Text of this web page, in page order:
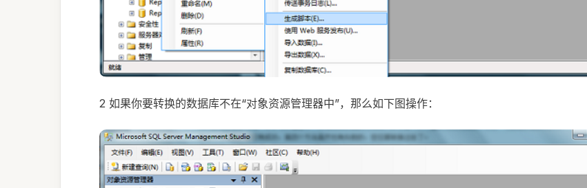
2 如果你要转换的数据库不在“对象资源管理器中”，那么如下图操作：